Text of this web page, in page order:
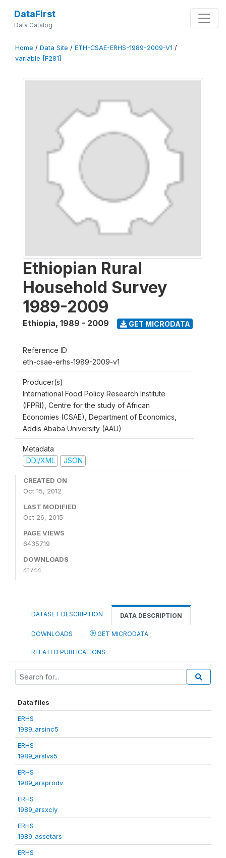
DataFirst
Data Catalog
Home / Data Site / ETH-CSAE-ERHS-1989-2009-V1 /
variable [F281]
Ethiopian Rural
Household Survey
1989-2009
Ethiopia, 1989 - 2009 GET MICRODATA
Reference ID
eth-csae-erhs-1989-2009-v1
Producer(s)
International Food Policy Research Institute
(IFPRI), Centre for the study of African
Economies (CSAE), Department of Economics,
Addis Ababa University (AAU)
Metadata
DDI/XML
JSON
CREATED ON
Oct 15, 2012
LAST MODIFIED
Oct 26, 2015
PAGE VIEWS
6435719
DOWNLOADS
41744
DATASET DESCRIPTION DATA DESCRIPTION
DOWNLOADS GET MICRODATA
RELATED PUBLICATIONS
Data files
ERHS
1989_arsinc5
ERHS
1989_arslvs5
ERHS
1989_arsprodv
ERHS
1989_arsxcly
ERHS
1989_assetars
ERHS